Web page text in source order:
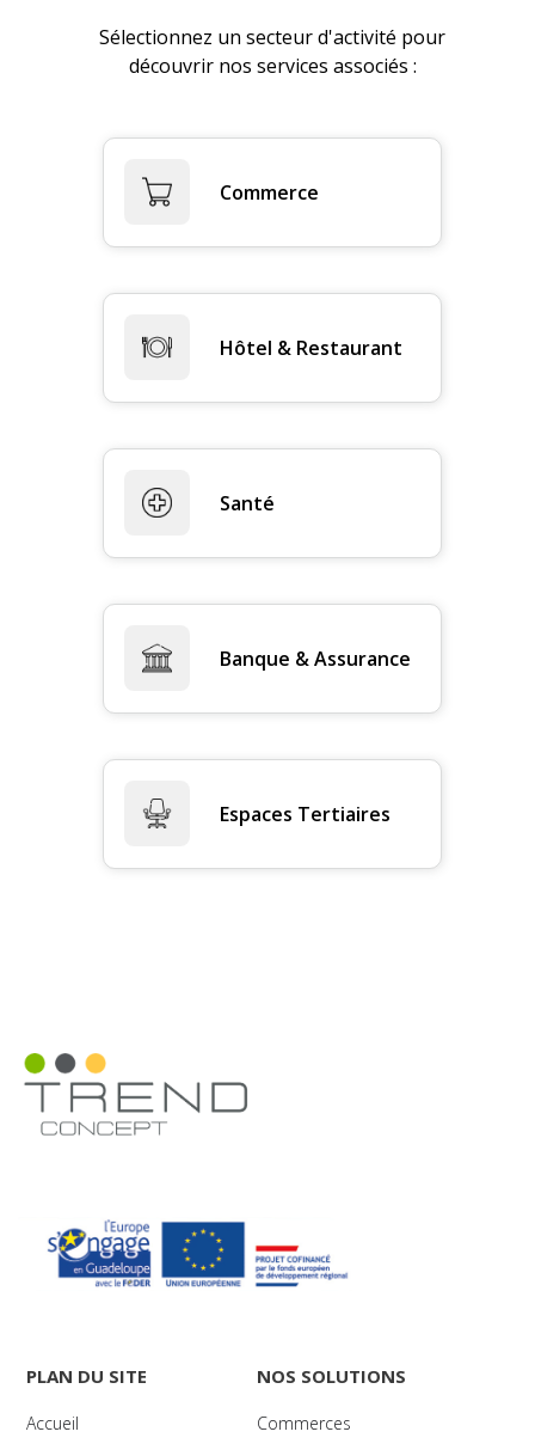
Sélectionnez un secteur d'activité pour
découvrir nos services associés :
Commerce
Hôtel & Restaurant
Santé
Banque & Assurance
Espaces Tertiaires
PLAN DU SITE
Accueil
NOS SOLUTIONS
Commerces